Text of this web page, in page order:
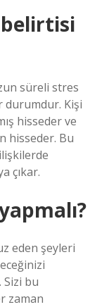
belirtisi
süreli stres
durumdur. Kişi
hisseder ve
hisseder. Bu
çıkar.
eden şeyleri
Sizi bu
zaman